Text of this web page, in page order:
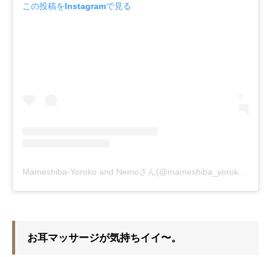
この投稿をInstagramで見る
Mameshiba-Yoroko and Nemoさん(@mameshiba_yoroko)がシェアした投稿
お耳マッサージが気持ちイイ〜。